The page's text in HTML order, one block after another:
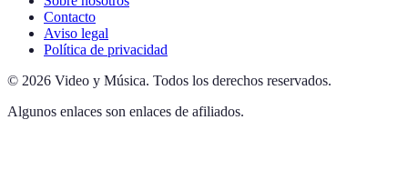
Contacto
Aviso legal
Política de privacidad
© 2026 Video y Música. Todos los derechos reservados.
Algunos enlaces son enlaces de afiliados.